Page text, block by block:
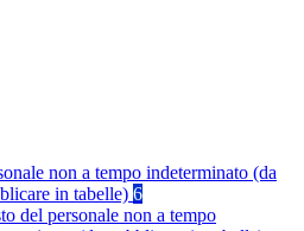
non a tempo indeterminato (da
in tabelle) 6
del personale non a tempo